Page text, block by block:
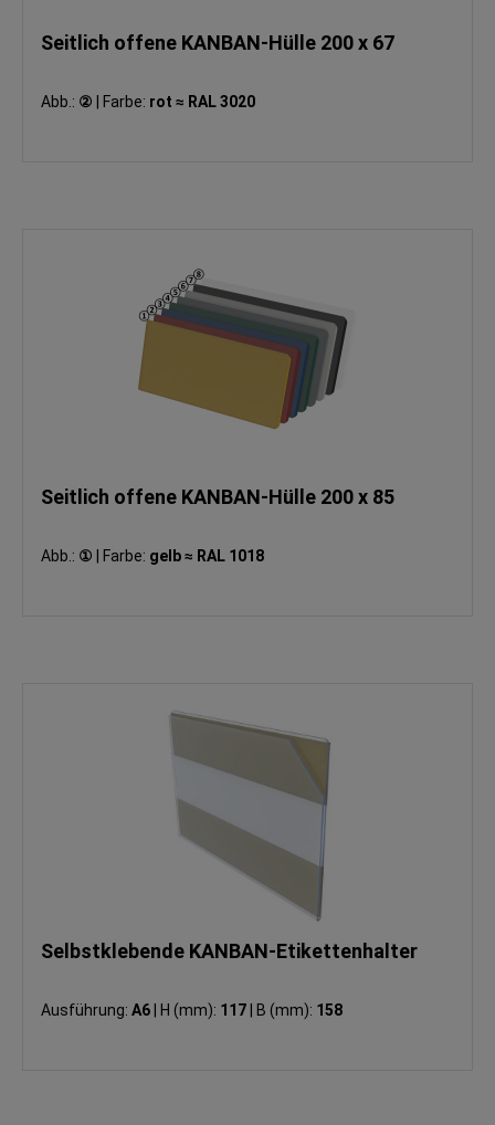
Seitlich offene KANBAN-Hülle 200 x 67
Abb.: ② Farbe: rot ≈ RAL 3020
Seitlich offene KANBAN-Hülle 200 x 85
Abb.: ① Farbe: gelb ≈ RAL 1018
Selbstklebende KANBAN-Etikettenhalter
Ausführung: A6 H (mm): 117 B (mm): 158